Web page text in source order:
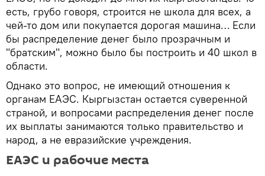
есть, грубо говоря, строится не школа для всех, а
чей-то дом или покупается дорогая машина… Если
бы распределение денег было прозрачным и
"братским", можно было бы построить и 40 школ в
области.
Однако это вопрос, не имеющий отношения к
органам ЕАЭС. Кыргызстан остается суверенной
страной, и вопросами распределения денег после
их выплаты занимаются только правительство и
народ, а не евразийские учреждения.
ЕАЭС и рабочие места